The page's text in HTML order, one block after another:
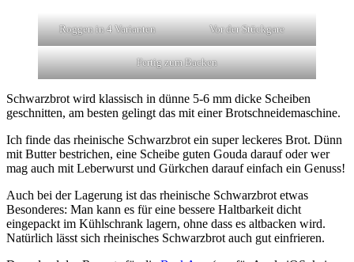
Roggen in 4 Varianten Vor der Stückgare
Fertig zum Backen
Schwarzbrot wird klassisch in dünne 5-6 mm dicke Scheiben
geschnitten, am besten gelingt das mit einer Brotschneidemaschine.
Ich finde das rheinische Schwarzbrot ein super leckeres Brot. Dünn
mit Butter bestrichen, eine Scheibe guten Gouda darauf oder wer
mag auch mit Leberwurst und Gürkchen darauf einfach ein Genuss!
Auch bei der Lagerung ist das rheinische Schwarzbrot etwas
Besonderes: Man kann es für eine bessere Haltbarkeit dicht
eingepackt im Kühlschrank lagern, ohne dass es altbacken wird.
Natürlich lässt sich rheinisches Schwarzbrot auch gut einfrieren.